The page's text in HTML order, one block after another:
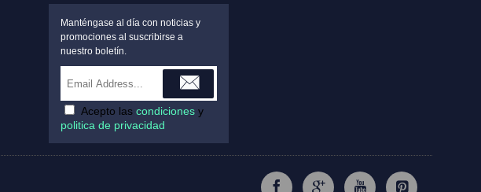
Manténgase al día con noticias y
promociones al suscribirse a
nuestro boletín.
Acepto lascondiciones y
politica de privacidad